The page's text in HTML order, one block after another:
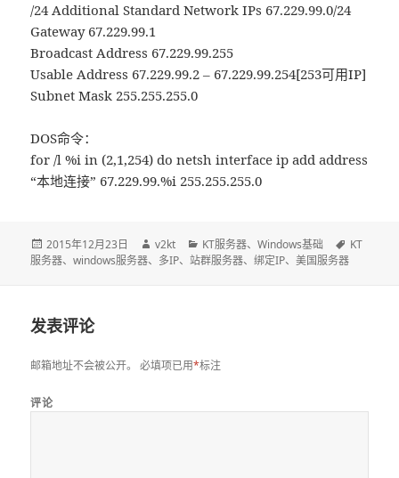
/24 Additional Standard Network IPs 67.229.99.0/24
Gateway 67.229.99.1
Broadcast Address 67.229.99.255
Usable Address 67.229.99.2 – 67.229.99.254[253可用IP]
Subnet Mask 255.255.255.0
DOS命令：
for /l %i in (2,1,254) do netsh interface ip add address
“本地连接” 67.229.99.%i 255.255.255.0
发
布
2015年12月23日
作
者
v2kt
分
类
KT服务器、Windows基础
标
KT
服务器、windows服务器、 多IP、站群服务器、绑定IP、美国服务器
发表评论
邮箱地址不会被公开。 必填项已用*标注
评论